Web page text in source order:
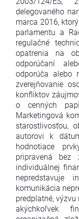
delegovaného
marca 2016,
parlamentu a
regulačné
opatrenia na
odporúčaní
odporúča alebo
zverejňovanie
konfliktov
o cenných
Marketingová
starostlivosťou,
autorovi k
hodnotiace
pripravená bez
individuálnej
nepredstavuje
komunikácia
predplatné,
akýchkoľvek